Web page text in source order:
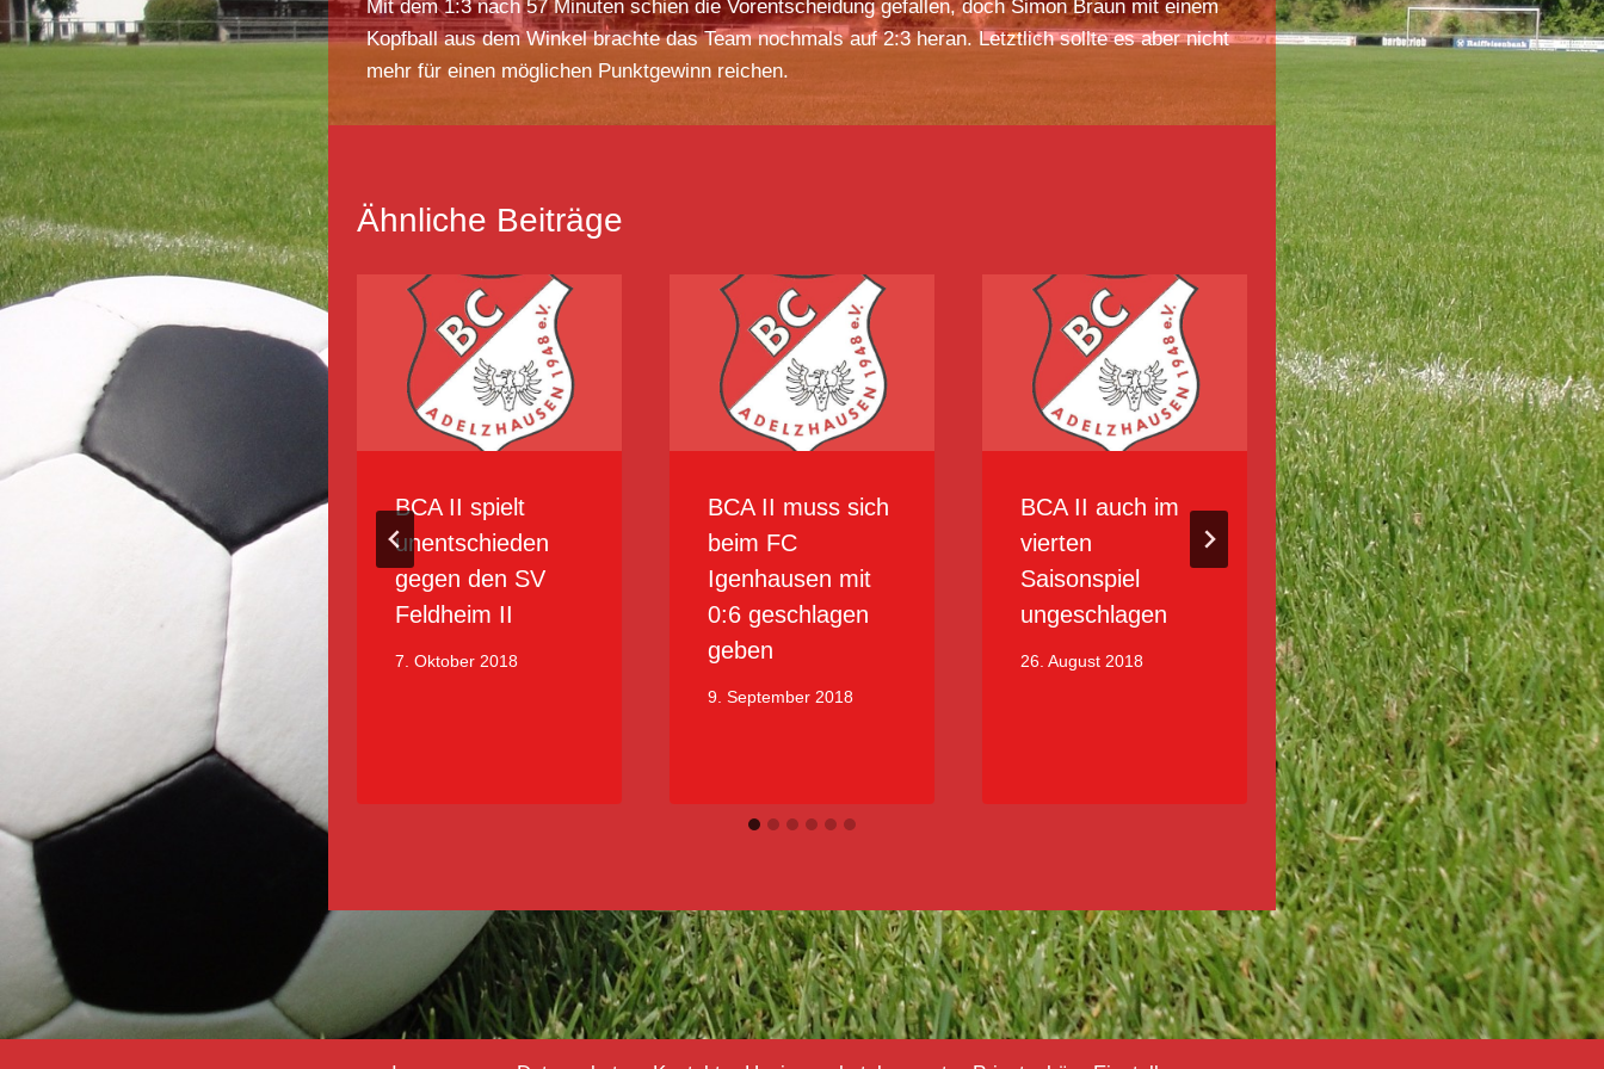
Mit dem 1:3 nach 57 Minuten schien die Vorentscheidung gefallen, doch Simon Braun mit einem
Kopfball aus dem Winkel brachte das Team nochmals auf 2:3 heran. Letztlich sollte es aber nicht
mehr für einen möglichen Punktgewinn reichen.
Ähnliche Beiträge
2. Mannschaft
Vorbereitungen
BCA II spielt
unentschieden
gegen den SV
Feldheim II
7. Oktober 2018
BCA II muss sich
beim FC
Igenhausen mit
0:6 geschlagen
geben
9. September 2018
BCA II auch im
vierten
Saisonspiel
ungeschlagen
26. August 2018
BCA II hat bei
Türkspor Aichach
mit 2:3 das
Nachsehen
15. Oktober 2018